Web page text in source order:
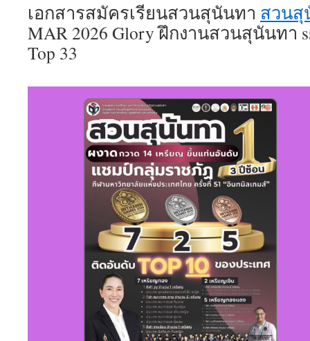
เอกสารสมัครเรียนสวนสุนันทา สวนสุ
MAR 2026 Glory ฝึกงานสวนสุนันทา
Top 33